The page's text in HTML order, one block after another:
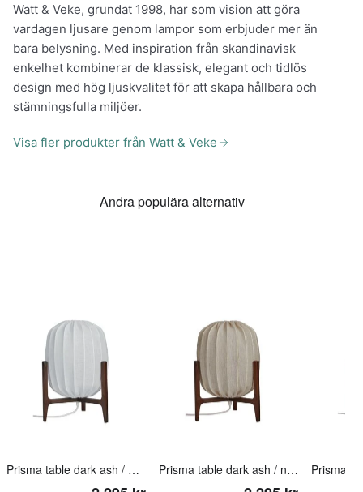
Watt & Veke, grundat 1998, har som vision att göra
vardagen ljusare genom lampor som erbjuder mer än
bara belysning. Med inspiration från skandinavisk
enkelhet kombinerar de klassisk, elegant och tidlös
design med hög ljuskvalitet för att skapa hållbara och
stämningsfulla miljöer.
Visa fler produkter från Watt & Veke
Andra populära alternativ
Prisma table dark ash / white Prisma table dark ash / natural Prisma